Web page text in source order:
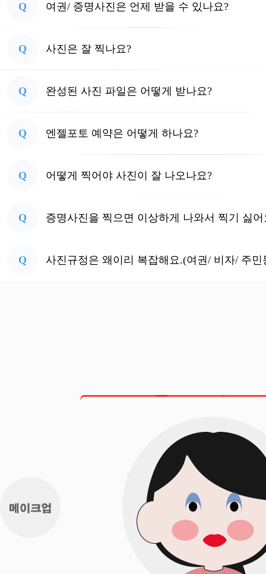
Q 여권/ 증명사진은 언제 받을 수 있나요?
Q 사진은 잘 찍나요?
Q 완성된 사진 파일은 어떻게 받나요?
Q 엔젤포토 예약은 어떻게 하나요?
Q 어떻게 찍어야 사진이 잘 나오나요?
Q 증명사진을 찍으면 이상하게 나와서 찍기 싫어
Q 사진규정은 왜이리 복잡해요.(여권/ 비자/ 주민